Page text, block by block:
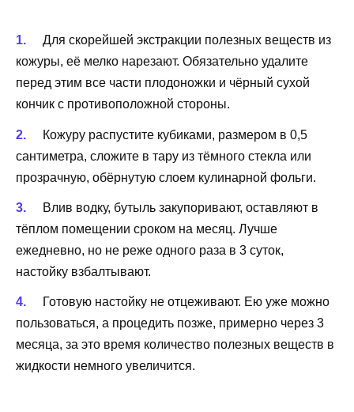
Для скорейшей экстракции полезных веществ из
кожуры, её мелко нарезают. Обязательно удалите
перед этим все части плодоножки и чёрный сухой
кончик с противоположной стороны.
Кожуру распустите кубиками, размером в 0,5
сантиметра, сложите в тару из тёмного стекла или
прозрачную, обёрнутую слоем кулинарной фольги.
Влив водку, бутыль закупоривают, оставляют в
тёплом помещении сроком на месяц. Лучше
ежедневно, но не реже одного раза в 3 суток,
настойку взбалтывают.
Готовую настойку не отцеживают. Ею уже можно
пользоваться, а процедить позже, примерно через 3
месяца, за это время количество полезных веществ в
жидкости немного увеличится.